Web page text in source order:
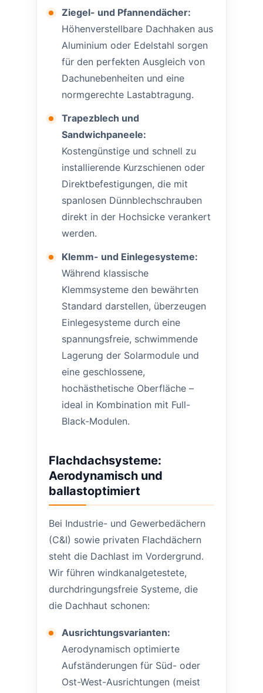
Ziegel- und Pfannendächer:
Höhenverstellbare Dachhaken aus
Aluminium oder Edelstahl sorgen
für den perfekten Ausgleich von
Dachunebenheiten und eine
normgerechte Lastabtragung.
Trapezblech und
Sandwichpaneele:
Kostengünstige und schnell zu
installierende Kurzschienen oder
Direktbefestigungen, die mit
spanlosen Dünnblechschrauben
direkt in der Hochsicke verankert
werden.
Klemm- und Einlegesysteme:
Während klassische
Klemmsysteme den bewährten
Standard darstellen, überzeugen
Einlegesysteme durch eine
spannungsfreie, schwimmende
Lagerung der Solarmodule und
eine geschlossene,
hochästhetische Oberfläche –
ideal in Kombination mit Full-
Black-Modulen.
Flachdachsysteme:
Aerodynamisch und
ballastoptimiert
Bei Industrie- und Gewerbedächern
(C&I) sowie privaten Flachdächern
steht die Dachlast im Vordergrund.
Wir führen windkanalgetestete,
durchdringungsfreie Systeme, die
die Dachhaut schonen:
Ausrichtungsvarianten:
Aerodynamisch optimierte
Aufständerungen für Süd- oder
Ost-West-Ausrichtungen (meist